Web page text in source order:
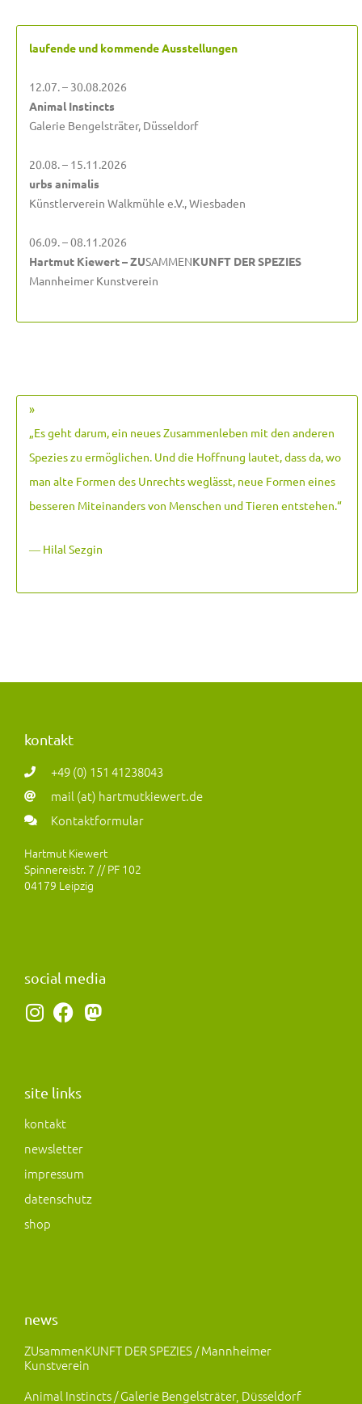
laufende und kommende Ausstellungen
12.07. – 30.08.2026
Animal Instincts
Galerie Bengelsträter, Düsseldorf
20.08. – 15.11.2026
urbs animalis
Künstlerverein Walkmühle e.V., Wiesbaden
06.09. – 08.11.2026
Hartmut Kiewert – ZUSAMMENKUNFT DER SPEZIES
Mannheimer Kunstverein
»
„Es geht darum, ein neues Zusammenleben mit den anderen
Spezies zu ermöglichen. Und die Hoffnung lautet, dass da, wo
man alte Formen des Unrechts weglässt, neue Formen eines
besseren Miteinanders von Menschen und Tieren entstehen.“
― Hilal Sezgin
kontakt
+49 (0) 151 41238043
mail (at) hartmutkiewert.de
Kontaktformular
Hartmut Kiewert
Spinnereistr. 7 // PF 102
04179 Leipzig
social media
I
a
r
a
m
F
b
o
k
M
site links
kontakt
newsletter
impressum
datenschutz
shop
news
ZUsammenKUNFT DER SPEZIES / Mannheimer
Kunstverein
Animal Instincts / Galerie Bengelsträter, Düsseldorf